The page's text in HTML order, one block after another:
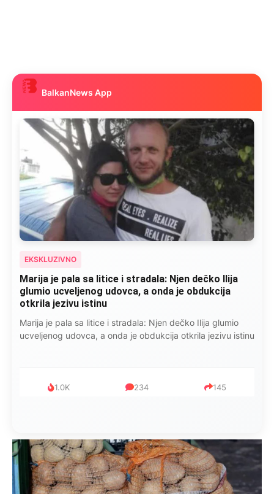
BalkanNews App
EKSKLUZIVNO
Marija je pala sa litice i stradala: Njen dečko Ilija
glumio ucveljenog udovca, a onda je obdukcija
otkrila jezivu istinu
Marija je pala sa litice i stradala: Njen dečko Ilija glumio
ucveljenog udovca, a onda je obdukcija otkrila jezivu istinu
1.0K 234 145